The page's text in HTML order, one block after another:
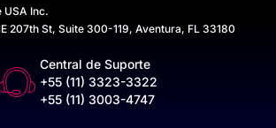
USA Inc.
207th St, Suite 300-119, Aventura, FL 33180
Central de Suporte
+55 (11) 3323-3322
+55 (11) 3003-4747